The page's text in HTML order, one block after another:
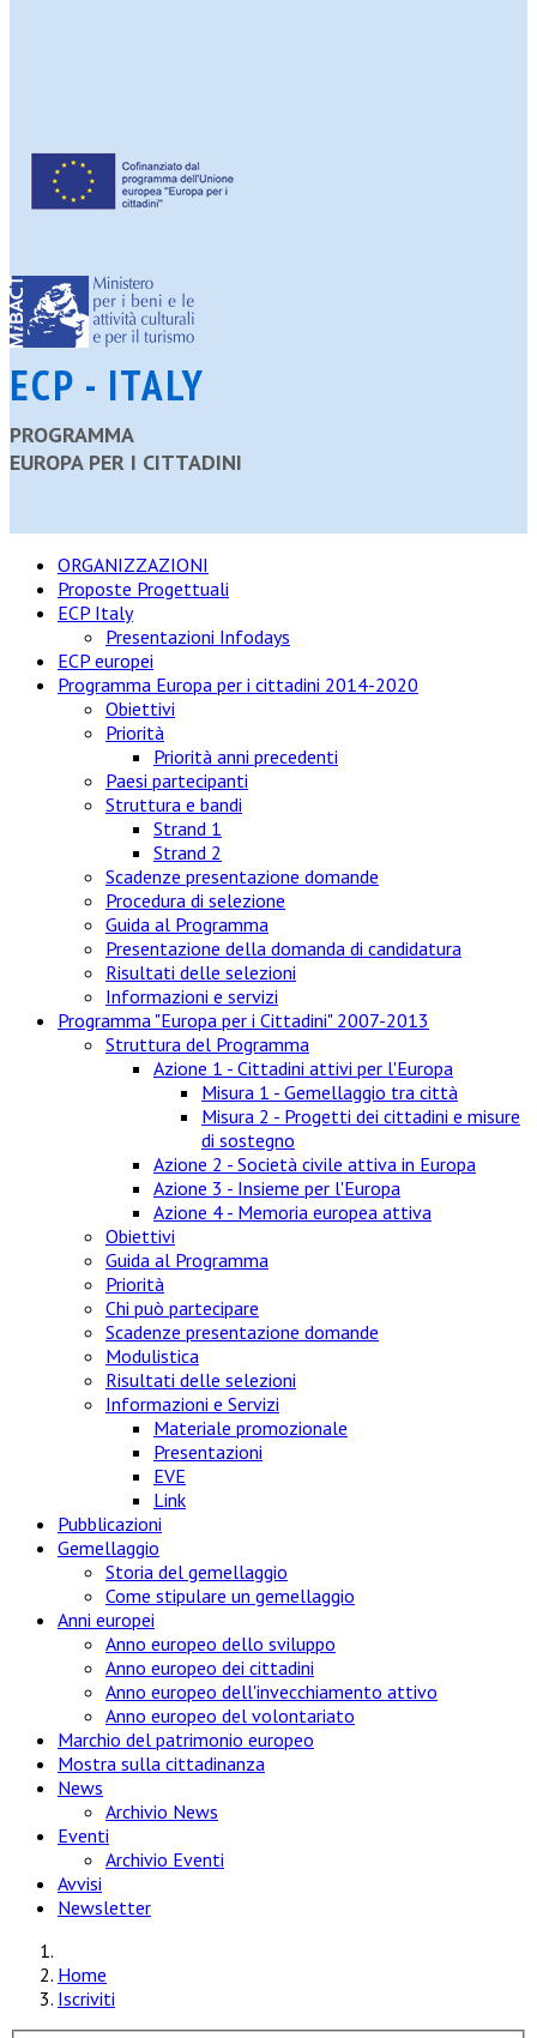
ECP - ITALY
PROGRAMMA
EUROPA PER I CITTADINI
ORGANIZZAZIONI
Proposte Progettuali
ECP Italy
Presentazioni Infodays
ECP europei
Programma Europa per i cittadini 2014-2020
Obiettivi
Priorità
Priorità anni precedenti
Paesi partecipanti
Struttura e bandi
Strand 1
Strand 2
Scadenze presentazione domande
Procedura di selezione
Guida al Programma
Presentazione della domanda di candidatura
Risultati delle selezioni
Informazioni e servizi
Programma "Europa per i Cittadini" 2007-2013
Struttura del Programma
Azione 1 - Cittadini attivi per l'Europa
Misura 1 - Gemellaggio tra città
Misura 2 - Progetti dei cittadini e misure
di sostegno
Azione 2 - Società civile attiva in Europa
Azione 3 - Insieme per l'Europa
Azione 4 - Memoria europea attiva
Obiettivi
Guida al Programma
Priorità
Chi può partecipare
Scadenze presentazione domande
Modulistica
Risultati delle selezioni
Informazioni e Servizi
Materiale promozionale
Presentazioni
EVE
Link
Pubblicazioni
Gemellaggio
Storia del gemellaggio
Come stipulare un gemellaggio
Anni europei
Anno europeo dello sviluppo
Anno europeo dei cittadini
Anno europeo dell'invecchiamento attivo
Anno europeo del volontariato
Marchio del patrimonio europeo
Mostra sulla cittadinanza
News
Archivio News
Eventi
Archivio Eventi
Avvisi
Newsletter
Home
Iscriviti